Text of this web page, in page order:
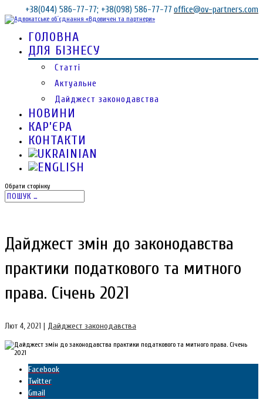
+38(044) 586-77-77; +38(098) 586-77-77 office@ov-partners.com
ГОЛОВНА
ДЛЯ БІЗНЕСУ
Статті
Актуальне
Дайджест законодавства
НОВИНИ
КАР’ЄРА
КОНТАКТИ
Обрати сторінку
Дайджест змін до законодавства
практики податкового та митного
права. Січень 2021
Лют 4, 2021 | Дайджест законодавства
Facebook
Twitter
Gmail